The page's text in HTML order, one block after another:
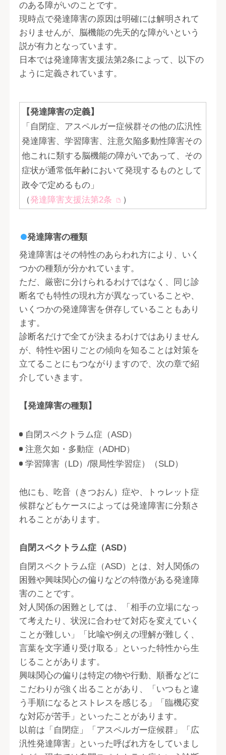
のある障がいのことです。
現時点で発達障害の原因は明確には解明されて
おりませんが、脳機能の先天的な障がいという
説が有力となっています。
日本では発達障害支援法第2条によって、以下の
ように定義されています。
【発達障害の定義】
「自閉症、アスペルガー症候群その他の広汎性
発達障害、学習障害、注意欠陥多動性障害その
他これに類する脳機能の障がいであって、その
症状が通常低年齢において発現するものとして
政令で定めるもの」
（発達障害支援法第2条 ）
発達障害の種類
発達障害はその特性のあらわれ方により、いく
つかの種類が分かれています。
ただ、厳密に分けられるわけではなく、同じ診
断名でも特性の現れ方が異なっていることや、
いくつかの発達障害を併存していることもあり
ます。
診断名だけで全てが決まるわけではありません
が、特性や困りごとの傾向を知ることは対策を
立てることにもつながりますので、次の章で紹
介していきます。
【発達障害の種類】
自閉スペクトラム症（ASD）
注意欠如・多動症（ADHD）
学習障害（LD）/限局性学習症）（SLD）
他にも、吃音（きつおん）症や、トゥレット症
候群などもケースによっては発達障害に分類さ
れることがあります。
自閉スペクトラム症（ASD）
自閉スペクトラム症（ASD）とは、対人関係の
困難や興味関心の偏りなどの特徴がある発達障
害のことです。
対人関係の困難としては、「相手の立場になっ
て考えたり、状況に合わせて対応を変えていく
ことが難しい」「比喩や例えの理解が難しく、
言葉を文字通り受け取る」といった特性から生
じることがあります。
興味関心の偏りは特定の物や行動、順番などに
こだわりが強く出ることがあり、「いつもと違
う手順になるとストレスを感じる」「臨機応変
な対応が苦手」といったことがあります。
以前は「自閉症」「アスペルガー症候群」「広
汎性発達障害」といった呼ばれ方をしていまし